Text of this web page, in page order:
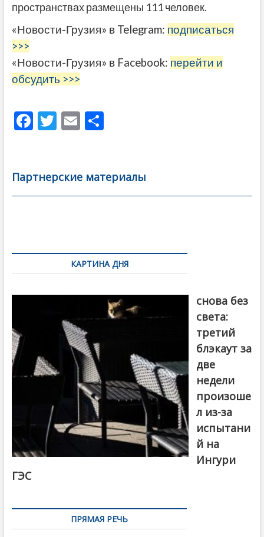
пространствах размещены 111 человек.
«Новости-Грузия» в Telegram: подписаться
>>>
«Новости-Грузия» в Facebook: перейти и
обсудить >>>
F
b
o
T
er
E
l
О
а
в
Партнерские материалы
по
записямКАРТИНА ДНЯ
снова без
света:
третий
блэкаут за
две
недели
произоше
л из-за
испытани
й на
Ингури
ГЭС
ПРЯМАЯ РЕЧЬ